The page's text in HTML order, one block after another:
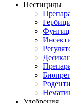
Пестициды
Удобрения